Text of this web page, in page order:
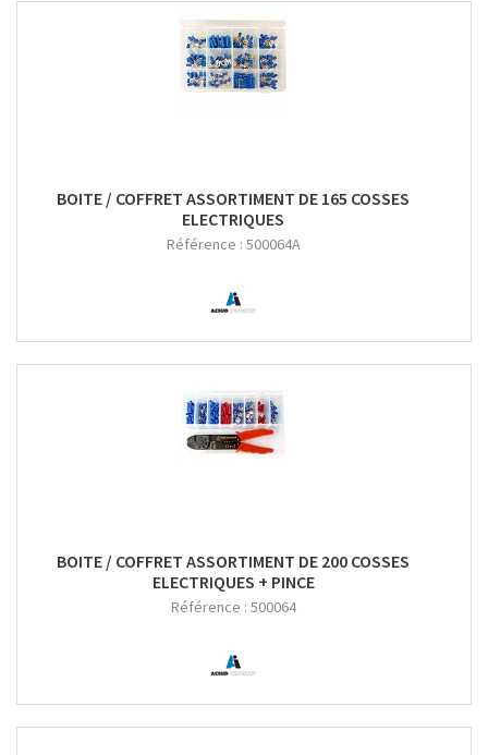
BOITE / COFFRET ASSORTIMENT DE 165 COSSES
ELECTRIQUES
Référence : 500064A
BOITE / COFFRET ASSORTIMENT DE 200 COSSES
ELECTRIQUES + PINCE
Référence : 500064